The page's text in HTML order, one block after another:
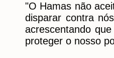
"O Hamas não
disparar contra
acrescentando
proteger o nosso